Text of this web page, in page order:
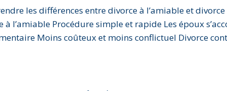
les différences entre divorce à l’amiable et
à l’amiable Procédure simple et rapide Les époux
Moins coûteux et moins conflictuel Divorce